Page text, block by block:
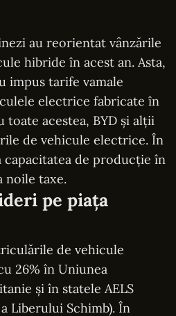
au reorientat vânzările
hibride în acest an. Asta,
impus tarife vamale
electrice fabricate în
acestea, BYD și alții
de vehicule electrice. În
capacitatea de producție în
noile taxe.
pe piața
de vehicule
26% în Uniunea
și în statele AELS
Liberului Schimb). În